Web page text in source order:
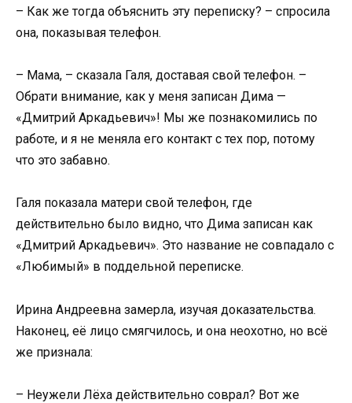
– Как же тогда объяснить эту переписку? – спросила
она, показывая телефон.
– Мама, – сказала Галя, доставая свой телефон. –
Обрати внимание, как у меня записан Дима —
«Дмитрий Аркадьевич»! Мы же познакомились по
работе, и я не меняла его контакт с тех пор, потому
что это забавно.
Галя показала матери свой телефон, где
действительно было видно, что Дима записан как
«Дмитрий Аркадьевич». Это название не совпадало с
«Любимый» в поддельной переписке.
Ирина Андреевна замерла, изучая доказательства.
Наконец, её лицо смягчилось, и она неохотно, но всё
же признала:
– Неужели Лёха действительно соврал? Вот же